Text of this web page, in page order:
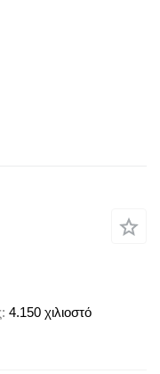
4.150 χιλιοστό